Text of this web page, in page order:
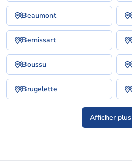
Beaumont
Bernissart
Boussu
Brugelette
Afficher plus